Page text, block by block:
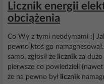
Licznik energii
obciążenia
Co Wy z tymi neodymami :]
pewno ktoś go
samo, zgłosił że licznik za dużo
pierwsze co powiedzieli (nawet
że na pewno był licznik